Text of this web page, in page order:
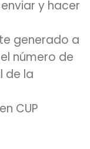
y hacer
generado a
número de
de la
CUP